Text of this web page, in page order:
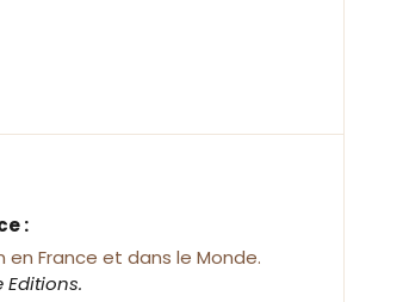
:
en France et dans le Monde.
Editions.